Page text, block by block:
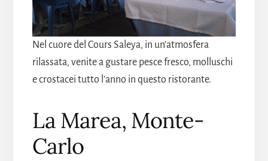
Nel cuore del Cours Saleya, in un'atmosfera
rilassata, venite a gustare pesce fresco, molluschi
e crostacei tutto l'anno in questo ristorante.
La Marea, Monte-
Carlo